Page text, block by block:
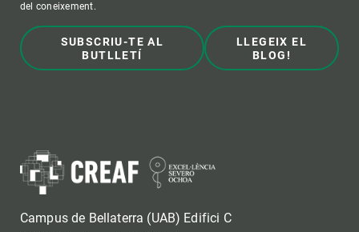
del coneixement.
SUBSCRIU-TE AL
BUTLLETÍ
LLEGEIX EL
BLOG!
Campus de Bellaterra (UAB) Edifici C